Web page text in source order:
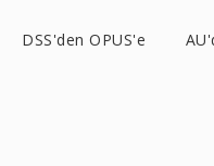
DSS'den OPUS'e